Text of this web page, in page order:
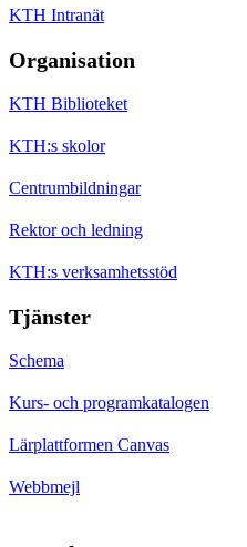
KTH Intranät
Organisation
KTH Biblioteket
KTH:s skolor
Centrumbildningar
Rektor och ledning
KTH:s verksamhetsstöd
Tjänster
Schema
Kurs- och programkatalogen
Lärplattformen Canvas
Webbmejl